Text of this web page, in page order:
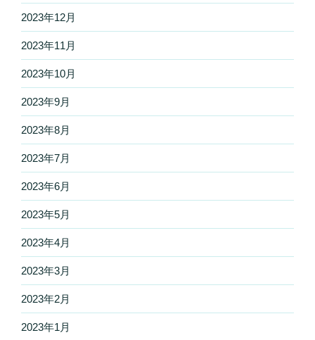
2023年12月
2023年11月
2023年10月
2023年9月
2023年8月
2023年7月
2023年6月
2023年5月
2023年4月
2023年3月
2023年2月
2023年1月